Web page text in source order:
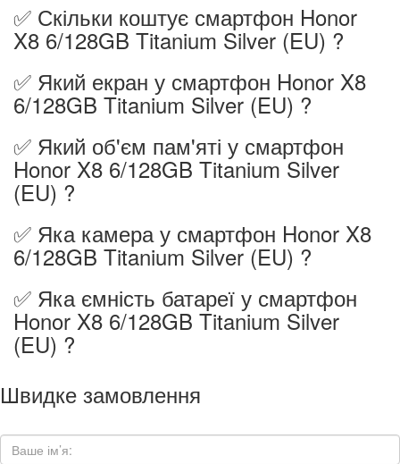
✅ Скільки коштує смартфон Honor
X8 6/128GB Titanium Silver (EU) ?
✅ Який екран у смартфон Honor X8
6/128GB Titanium Silver (EU) ?
✅ Який об'єм пам'яті у смартфон
Honor X8 6/128GB Titanium Silver
(EU) ?
✅ Яка камера у смартфон Honor X8
6/128GB Titanium Silver (EU) ?
✅ Яка ємність батареї у смартфон
Honor X8 6/128GB Titanium Silver
(EU) ?
Швидке замовлення